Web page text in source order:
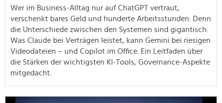
Wer im Business-Alltag nur auf ChatGPT vertraut,
verschenkt bares Geld und hunderte Arbeitsstunden. Denn
die Unterschiede zwischen den Systemen sind gigantisch:
Was Claude bei Verträgen leistet, kann Gemini bei riesigen
Videodateien – und Copilot im Office. Ein Leitfaden über
die Stärken der wichtigsten KI-Tools, Governance-Aspekte
mitgedacht.